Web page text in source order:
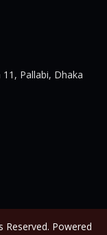
Pallabi, Dhaka
Reserved. Powered